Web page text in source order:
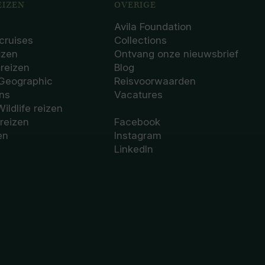
reizen
OVERIGE
Avila Foundation
Collections
Ontvang onze nieuwsbrief
Blog
Reisvoorwaarden
Vacatures
Facebook
Instagram
LinkedIn